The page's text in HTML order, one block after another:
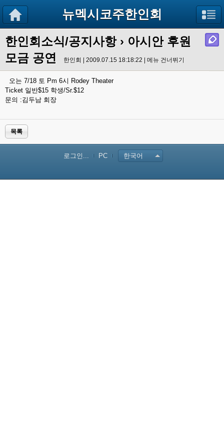
뉴멕시코주한인회
한인회소식/공지사항› 아시안 후원
모금 공연
한인회 | 2009.07.15 18:18:22 | 메뉴 건너뛰기
오는 7/18 토 Pm 6시 Rodey Theater
Ticket 일반$15 학생/Sr.$12
문의 :김두남 회장
목록
로그인... PC 한국어